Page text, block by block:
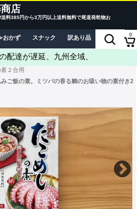
店
料385円から3万円以上送料無料で尾道発乾物お
おかず スナック 訳あり品 当店につい
0
配達が遅延、九州全域、
２合用
ご飯の素。ミツバの香る鯛のお吸い物の素付き2